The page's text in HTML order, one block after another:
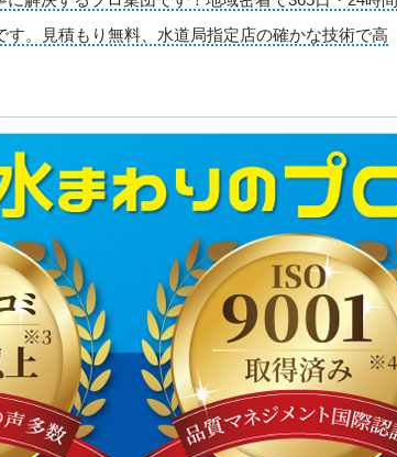
。見積もり無料、水道局指定店の確かな技術で高